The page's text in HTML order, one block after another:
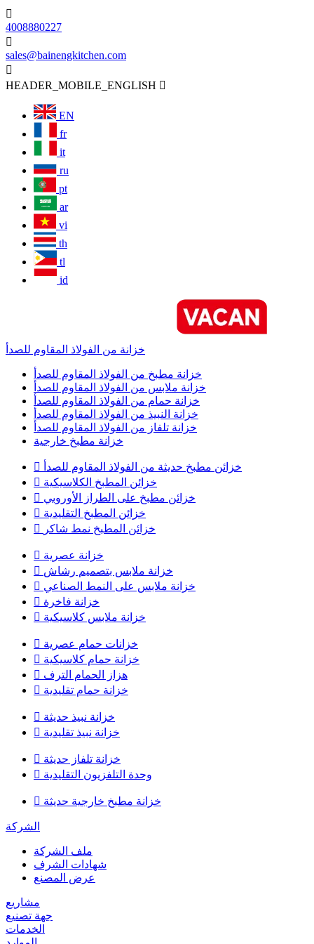

4008880227

sales@bainengkitchen.com

HEADER_MOBILE_ENGLISH 
EN
fr
it
ru
pt
ar
vi
th
tl
id
خزانة من الفولاذ المقاوم للصدأ
خزانة مطبخ من الفولاذ المقاوم للصدأ
خزانة ملابس من الفولاذ المقاوم للصدأ
خزانة حمام من الفولاذ المقاوم للصدأ
خزانة النبيذ من الفولاذ المقاوم للصدأ
خزانة تلفاز من الفولاذ المقاوم للصدأ
خزانة مطبخ خارجية

خزائن مطبخ حديثة من الفولاذ المقاوم للصدأ
 خزائن المطبخ الكلاسيكية
 خزائن مطبخ على الطراز الأوروبي
 خزائن المطبخ التقليدية

خزائن المطبخ نمط شاكر
 خزانة عصرية
 خزانة ملابس بتصميم رشاش
 خزانة ملابس على النمط الصناعي
 خزانة فاخرة
 خزانة ملابس كلاسيكية
 خزانات حمام عصرية
 خزانة حمام كلاسيكية
 هزاز الحمام الترف
 خزانة حمام تقليدية
 خزانة نبيذ حديثة
 خزانة نبيذ تقليدية
 خزانة تلفاز حديثة
 وحدة التلفزيون التقليدية
 خزانة مطبخ خارجية حديثة
الشركة
ملف الشركة
شهادات الشرف
عرض المصنع
مشاريع
جهة تصنيع
الخدمات